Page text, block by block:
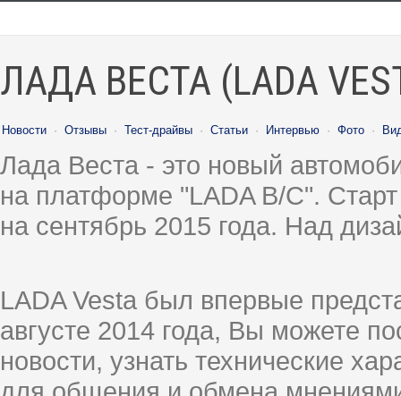
ЛАДА ВЕСТА (LADA
Новости · Отзывы · Тест-драйвы · Статьи · Интервью · Фото ·
Лада Веста - это новый
на платформе "LADA B/C".
на сентябрь 2015 года. Над
LADA Vesta был впервые
августе 2014 года, Вы можете
новости, узнать технические